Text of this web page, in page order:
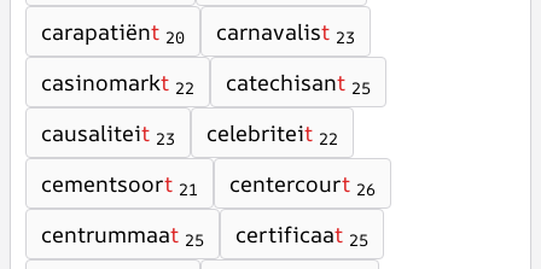
carapatiënt 20 carnavalist 23
casinomarkt 22 catechisant 25
causaliteit 23 celebriteit 22
cementsoort 21 centercourt 26
centrummaat 25 certificaat 25